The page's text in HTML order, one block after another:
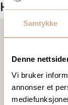
Samtykke
Denne
Vi bruker
annonser et
HELLE
VIL DU VITE
Ta kontakt
post til